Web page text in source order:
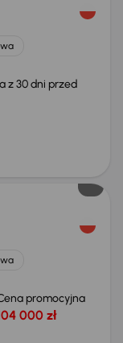
z 30 dni przed
promocyjna
000 zł